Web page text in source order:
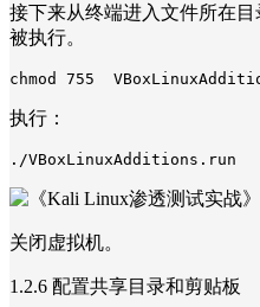
接下来从终端进入文件所在
被执行。
执行：
关闭虚拟机。
1.2.6 配置共享目录和剪贴板